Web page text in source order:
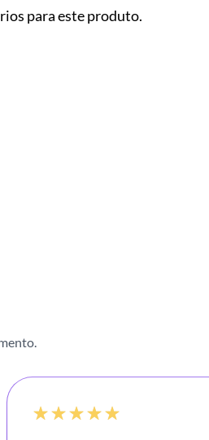
para este produto.